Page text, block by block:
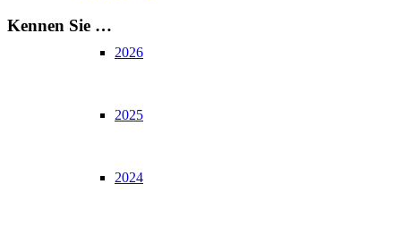
2026
2025
2024
Kennen Sie …